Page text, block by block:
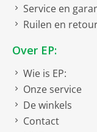
Service en
Ruilen en
Over EP:
Wie is EP:
Onze service
De winkels
Contact